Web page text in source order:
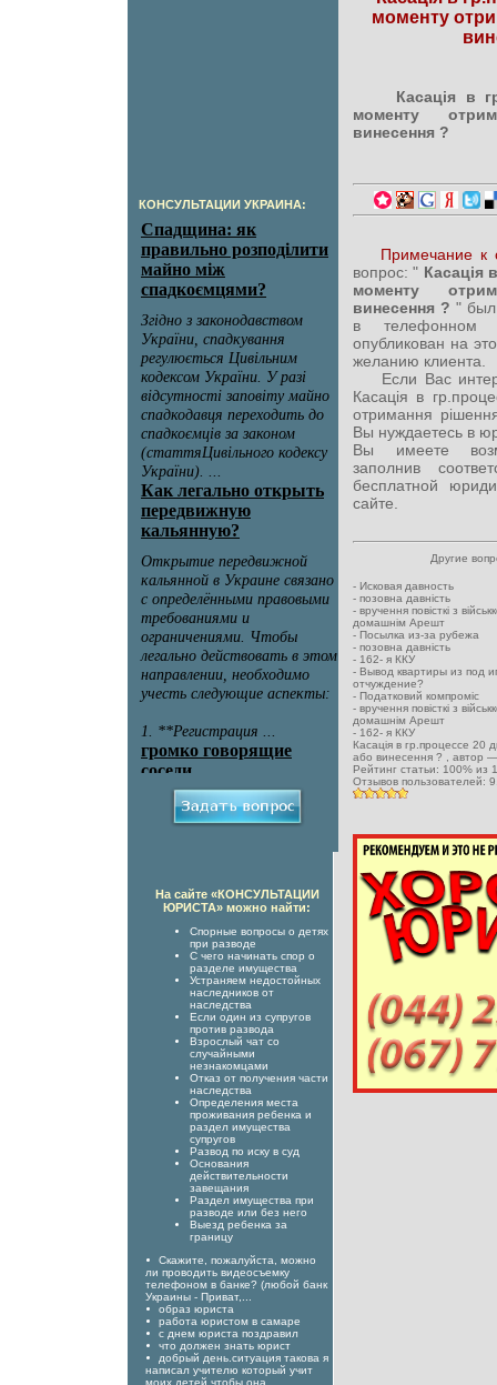
КОНСУЛЬТАЦИИ УКРАИНА:
моменту
Касація в
моменту
винесення ?
Примечание к
вопрос: " Касація
моменту
винесення ? "
в
опубликован на
желанию клиента.
Если Вас
Касація в
отримання
Вы нуждаетесь в
Вы имеете
заполнив
бесплатной
сайте.
Другие
- Исковая давность
- позовна давність
- вручення повісткі з
домашнім Арешт
- Посылка из-за рубежа
- позовна давність
- 162- я ККУ
- Вывод квартиры из под
отчуждение?
- Податковий компроміс
- вручення повісткі з
домашнім Арешт
- 162- я ККУ
Касація в гр.процессе 20
або винесення ? , автор
Рейтинг статьи: 100% из
Отзывов пользователей: 9
На сайте «КОНСУЛЬТАЦИИ
ЮРИСТА» можно найти:
Спорные вопросы о детях
при разводе
С чего начинать спор о
разделе имущества
Устраняем недостойных
наследников от
наследства
Если один из супругов
против развода
Взрослый чат со
случайными
незнакомцами
Отказ от получения части
наследства
Определения места
проживания ребенка и
раздел имущества
супругов
Развод по иску в суд
Основания
действительности
завещания
Раздел имущества при
разводе или без него
Выезд ребенка за
границу
Скажите, пожалуйста, можно
ли проводить видеосъемку
телефоном в банке? (любой банк
Украины - Приват,...
образ юриста
работа юристом в самаре
с днем юриста поздравил
что должен знать юрист
добрый день.ситуация такова я
написал учителю который учит
моих детей чтобы она